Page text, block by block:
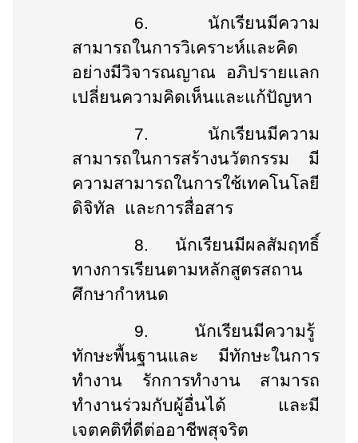
6.
นักเรียนมีความ
สามารถในการวิเคราะห์และคิด
อย่างมีวิจารณญาณ อภิปรายแลก
เปลี่ยนความคิดเห็นและแก้ปัญหา
7.
นักเรียนมีความ
สามารถในการสร้างนวัตกรรม มี
ความสามารถในการใช้เทคโนโลยี
ดิจิทัล และการสื่อสาร
8.
นักเรียนมีผลสัมฤทธิ์
ทางการเรียนตามหลักสูตรสถาน
ศึกษากำหนด
9.
นักเรียนมีความรู้
ทักษะพื้นฐานและ มีทักษะในการ
ทำงาน รักการทำงาน สามารถ
ทำงานร่วมกับผู้อื่นได้ และมี
เจตคติที่ดีต่ออาชีพสุจริต